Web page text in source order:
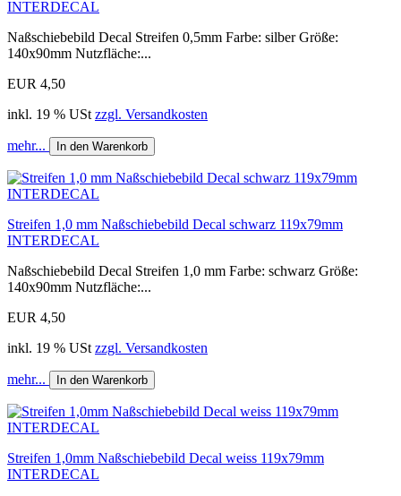
INTERDECAL
Naßschiebebild Decal Streifen 0,5mm Farbe: silber Größe:
140x90mm Nutzfläche:...
EUR 4,50
inkl. 19 % USt zzgl. Versandkosten
mehr... In den Warenkorb
Streifen 1,0 mm Naßschiebebild Decal schwarz 119x79mm
INTERDECAL
Naßschiebebild Decal Streifen 1,0 mm Farbe: schwarz Größe:
140x90mm Nutzfläche:...
EUR 4,50
inkl. 19 % USt zzgl. Versandkosten
mehr... In den Warenkorb
Streifen 1,0mm Naßschiebebild Decal weiss 119x79mm
INTERDECAL